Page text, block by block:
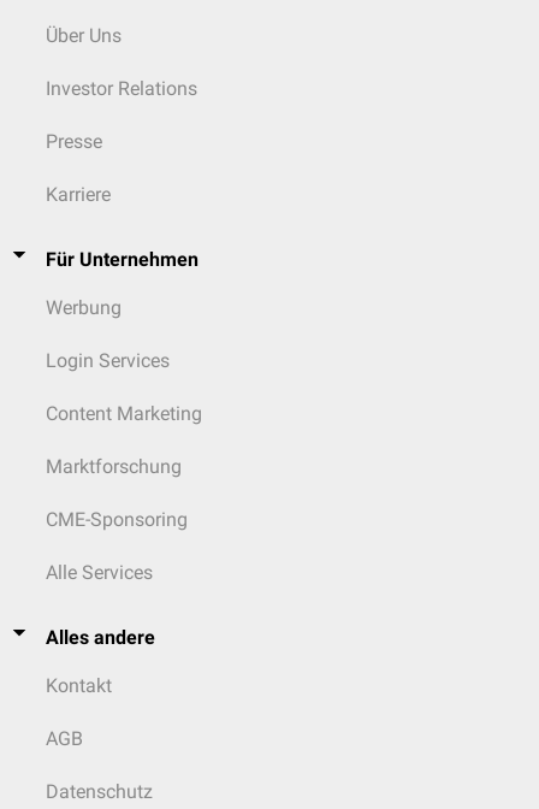
Über Uns
Investor Relations
Presse
Karriere
Für Unternehmen
Werbung
Login Services
Content Marketing
Marktforschung
CME-Sponsoring
Alle Services
Alles andere
Kontakt
AGB
Datenschutz